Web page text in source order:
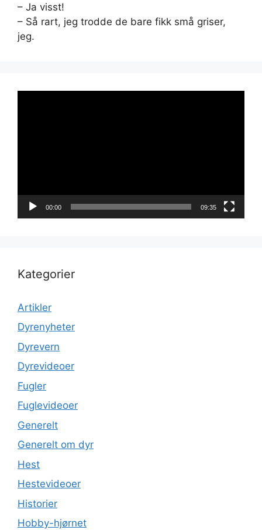
– Ja visst!
– Så rart, jeg trodde de bare fikk små griser,
jeg.
00:00 09:35
Kategorier
Artikler
Dyrenyheter
Dyrevern
Dyrevideoer
Fugler
Fuglevideoer
Generelt
Generelt om dyr
Hest
Hestevideoer
Historier
Hobby-hjørnet